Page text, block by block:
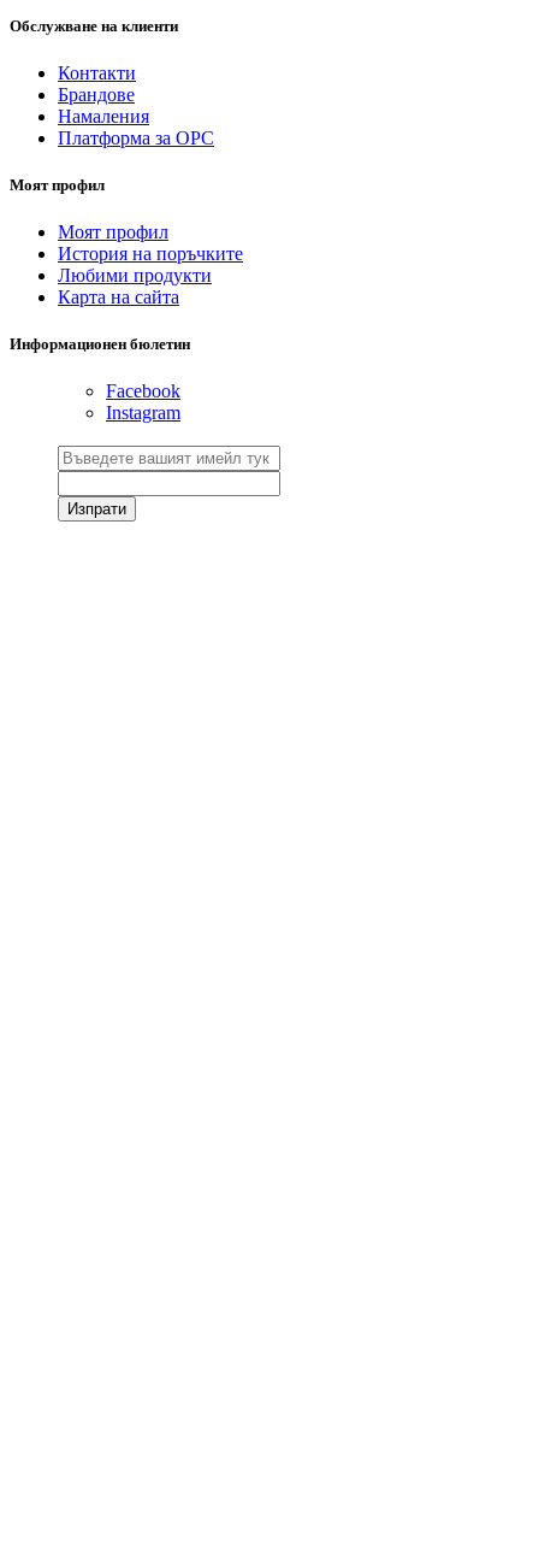
Обслужване на клиенти
Контакти
Брандове
Намаления
Платформа за ОРС
Моят профил
Моят профил
История на поръчките
Любими продукти
Карта на сайта
Информационен бюлетин
Facebook
Instagram